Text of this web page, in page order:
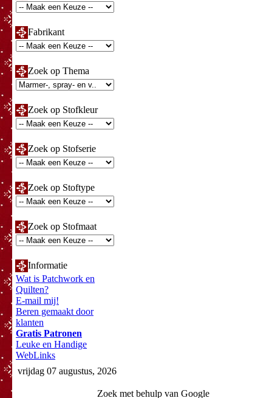
Fabrikant
Zoek op Thema
Zoek op Stofkleur
Zoek op Stofserie
Zoek op Stoftype
Zoek op Stofmaat
Informatie
Wat is Patchwork en
Quilten?
E-mail mij!
Beren gemaakt door
klanten
Gratis Patronen
Leuke en Handige
WebLinks
vrijdag 07 augustus, 2026
Zoek met behulp van Google